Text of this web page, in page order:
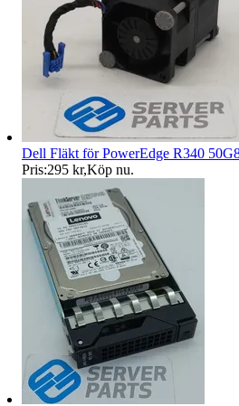
Dell Fläkt för PowerEdge R340
Pris:295 kr,Köp nu.